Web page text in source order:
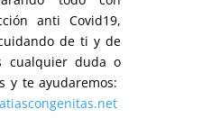
anti Covid19,
de ti y de
cualquier duda o
y te ayudaremos: